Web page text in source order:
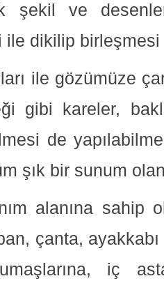
şekil ve
ile dikilip
ile gözümüze
gibi kareler,
de
şık bir sunum
alanına sahip
çanta,
iç